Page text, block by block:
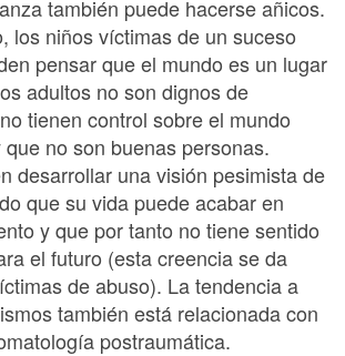
también puede hacerse añicos.
los niños víctimas de un suceso
pensar que el mundo es un lugar
adultos no son dignos de
tienen control sobre el mundo
no son buenas personas.
desarrollar una visión pesimista de
que su vida puede acabar en
y que por tanto no tiene sentido
el futuro (esta creencia se da
de abuso). La tendencia a
también está relacionada con
postraumática.